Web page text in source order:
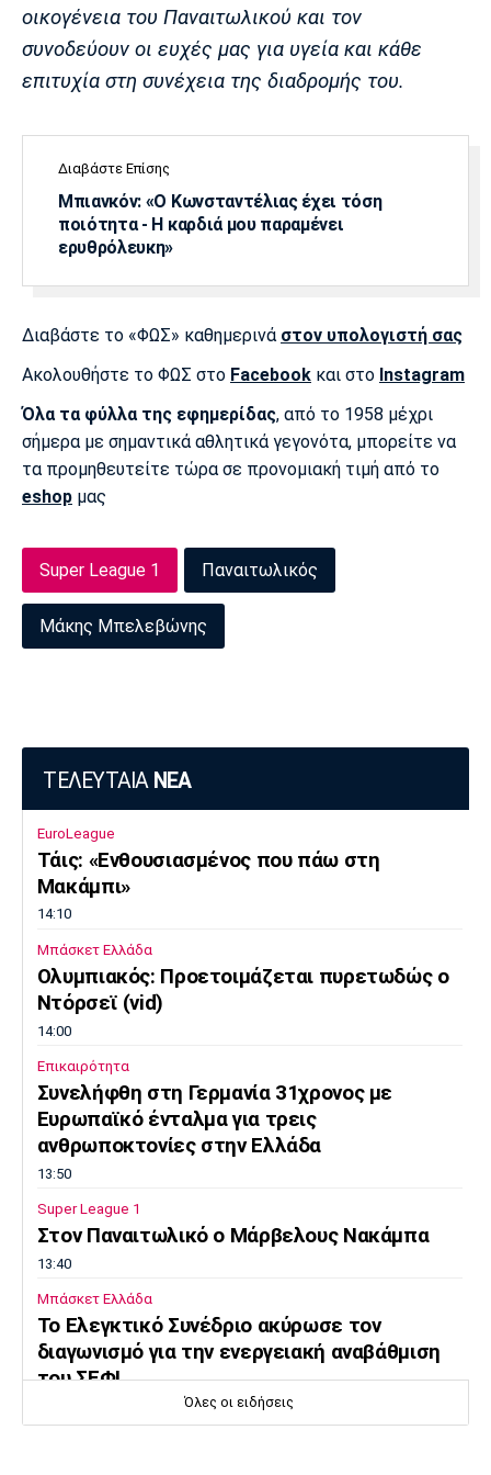
οικογένεια του Παναιτωλικού και τον
συνοδεύουν οι ευχές μας για υγεία και κάθε
επιτυχία στη συνέχεια της διαδρομής του.
Διαβάστε Επίσης
Μπιανκόν: «Ο Κωνσταντέλιας έχει τόση
ποιότητα - Η καρδιά μου παραμένει
ερυθρόλευκη»
Διαβάστε το «ΦΩΣ» καθημερινά στον υπολογιστή σας
Ακολουθήστε το ΦΩΣ στο Facebook και στο Instagram
Όλα τα φύλλα της εφημερίδας, από το 1958 μέχρι
σήμερα με σημαντικά αθλητικά γεγονότα, μπορείτε να
τα προμηθευτείτε τώρα σε προνομιακή τιμή από το
eshop μας
Super League 1 Παναιτωλικός
Μάκης Μπελεβώνης
ΤΕΛΕΥΤΑΙΑ ΝΕΑ
EuroLeague
Τάις: «Ενθουσιασμένος που πάω στη
Μακάμπι»
14:10
Μπάσκετ Ελλάδα
Ολυμπιακός: Προετοιμάζεται πυρετωδώς ο
Ντόρσεϊ (vid)
14:00
Επικαιρότητα
Συνελήφθη στη Γερμανία 31χρονος με
Ευρωπαϊκό ένταλμα για τρεις
ανθρωποκτονίες στην Ελλάδα
13:50
Super League 1
Στον Παναιτωλικό ο Μάρβελους Νακάμπα
13:40
Μπάσκετ Ελλάδα
Το Ελεγκτικό Συνέδριο ακύρωσε τον
διαγωνισμό για την ενεργειακή αναβάθμιση
του ΣΕΦ!
Όλες οι ειδήσεις